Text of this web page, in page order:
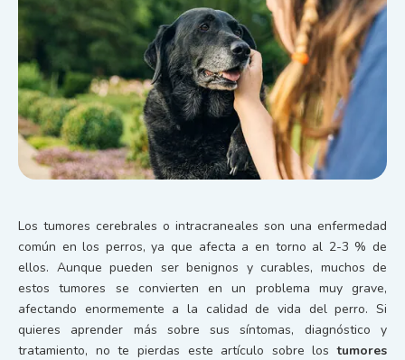
Los tumores cerebrales o intracraneales son una enfermedad
común en los perros, ya que afecta a en torno al 2-3 % de
ellos. Aunque pueden ser benignos y curables, muchos de
estos tumores se convierten en un problema muy grave,
afectando enormemente a la calidad de vida del perro. Si
quieres aprender más sobre sus síntomas, diagnóstico y
tratamiento, no te pierdas este artículo sobre lostumores